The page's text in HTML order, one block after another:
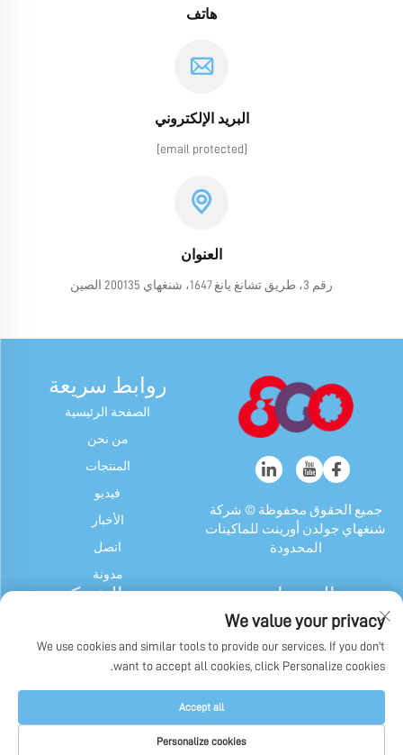
هاتف
البريد الإلكتروني
[email protected]
العنوان
رقم 3، طريق تشانغ يانغ 1647، شنغهاي 200135 الصين
جميع الحقوق محفوظة © شركة
شنغهاي جولدن أورينت للماكينات
المحدودة
روابط سريعة
الصفحة الرئيسية
من نحن
المنتجات
فيديو
الأخبار
اتصل
مدونة
المنتجات
آلة الحلوى والعلكة
جهاز شوكولاتة
ماكينة تغليف الحلوى والعلكة
آلات أخرى
عن الشركة
تاريخنا
We value your privacy
We use cookies and similar tools to provide our services. If you don't
want to accept all cookies, click Personalize cookies.
Personalize cookies
Accept all